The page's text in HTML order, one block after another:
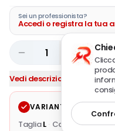
Sei un professionista?
Accedi o registra la tua
1
Vedi descrizione completa
VARIANTE
Taglia L · Colore / Finitura